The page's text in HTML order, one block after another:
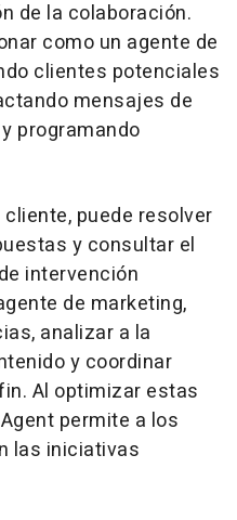
de la colaboración.
como un agente de
clientes potenciales
mensajes de
programando
puede resolver
y consultar el
intervención
de marketing,
analizar a la
y coordinar
Al optimizar estas
permite a los
las iniciativas